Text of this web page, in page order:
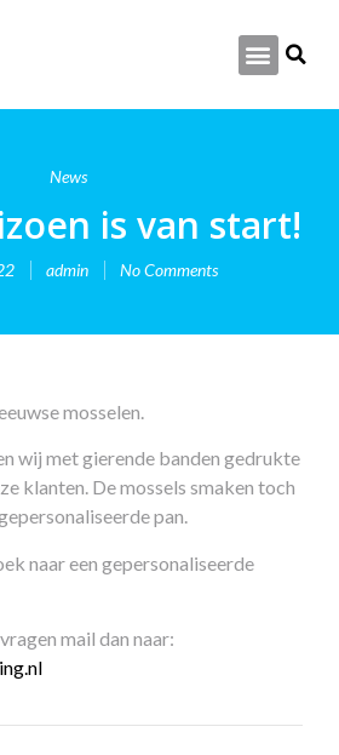
News
is van start!
admin No Comments
mosselen.
wij met gierende banden gedrukte
klanten. De mossels smaken toch
pan.
naar een gepersonaliseerde
mail dan naar: